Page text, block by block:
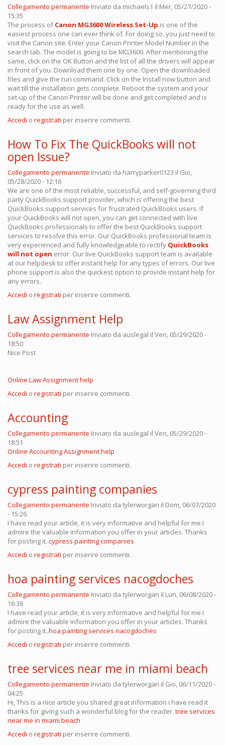
Collegamento permanente Inviato da michaels1 il Mer, 05/27/2020 -
15:35
The process ofCanon MG3600 Wireless Set-Up is one of the
easiest process one can ever think of. For doing so, you just need to
visit the Canon site. Enter your Canon Printer Model Number in the
search tab. The model is going to be MG3600. After mentioning the
same, click on the OK Button and the list of all the drivers will appear
in front of you. Download them one by one. Open the downloaded
files and give the run command. Click on the Install now button and
wait till the installation gets complete. Reboot the system and your
set-up of the Canon Printer will be done and get completed and is
ready for the use as well.
Accedi o registrati per inserire commenti.
How To Fix The QuickBooks will not
open Issue?
Collegamento permanente Inviato da harryparker0123 il Gio,
05/28/2020 - 12:16
We are one of the most reliable, successful, and self-governing third
party QuickBooks support provider, which is offering the best
QuickBooks support services for frustrated QuickBooks users. If
your QuickBooks will not open, you can get connected with live
QuickBooks professionals to offer the best QuickBooks support
services to resolve this error. Our QuickBooks professional team is
very experienced and fully knowledgeable to rectify QuickBooks
will not open error. Our live QuickBooks support team is available
at our helpdesk to offer instant help for any types of errors. Our live
phone support is also the quickest option to provide instant help for
any errors.
Accedi o registrati per inserire commenti.
Law Assignment Help
Collegamento permanente Inviato da auslegal il Ven, 05/29/2020 -
18:50
Nice Post
Online Law Assignment help
Accedi o registrati per inserire commenti.
Accounting
Collegamento permanente Inviato da auslegal il Ven, 05/29/2020 -
18:51
Online Accounting Assignment help
Accedi o registrati per inserire commenti.
cypress painting companies
Collegamento permanente Inviato da tylerworgan il Dom, 06/07/2020
- 15:26
I have read your article, it is very informative and helpful for me.I
admire the valuable information you offer in your articles. Thanks
for posting it..cypress painting companies
Accedi o registrati per inserire commenti.
hoa painting services nacogdoches
Collegamento permanente Inviato da tylerworgan il Lun, 06/08/2020 -
16:36
I have read your article, it is very informative and helpful for me.I
admire the valuable information you offer in your articles. Thanks
for posting it..hoa painting services nacogdoches
Accedi o registrati per inserire commenti.
tree services near me in miami beach
Collegamento permanente Inviato da tylerworgan il Gio, 06/11/2020 -
04:25
Hi, This is a nice article you shared great information i have read it
thanks for giving such a wonderful blog for the reader. tree services
near me in miami beach
Accedi o registrati per inserire commenti.